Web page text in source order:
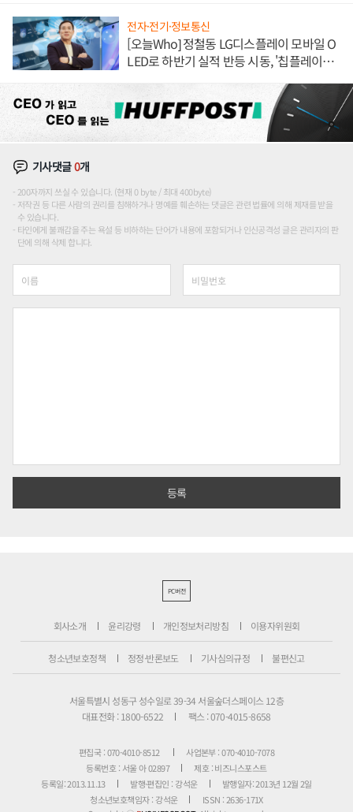
전자·전기·정보통신
[오늘Who] 정철동 LG디스플레이 모바일 O
LED로 하반기 실적 반등 시동, '칩플레이
기사댓글0개
200자까지 쓰실 수 있습니다. (현재 0 byte / 최대 400byte)
저작권 등 다른 사람의 권리를 침해하거나 명예를 훼손하는 댓글은 관련 법률에 의해 제재를 받을
수 있습니다.
타인에게 불쾌감을 주는 욕설 등 비하하는 단어가 내용에 포함되거나 인신공격성 글은 관리자의 판
단에 의해 삭제 합니다.
PC버전
회사소개 윤리강령 개인정보처리방침 이용자위원회
청소년보호정책 정정·반론보도 기사심의규정 불편신고
서울특별시 성동구 성수일로 39-34 서울숲더스페이스 12층
대표전화 : 1800-6522
팩스 : 070-4015-8658
편집국 : 070-4010-8512
사업본부 : 070-4010-7078
등록번호 : 서울 아 02897
제호 : 비즈니스포스트
등록일: 2013.11.13
발행·편집인 : 강석운
발행일자: 2013년 12월 2일
청소년보호책임자 : 강석운
ISSN : 2636-171X